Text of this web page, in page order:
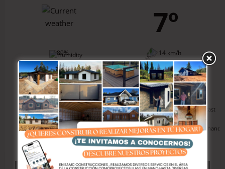
7º
89%
14 km/h
1023 hPa
0%
Hoy
10º / 2º
100%
Mñn.
9º / 3º
0%
Mar. 11
10º / 7º
63%
Miér. 12
11º / 6º
64%
El tiempo en Talcahuano